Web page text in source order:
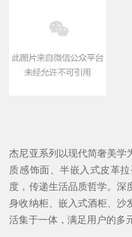
杰尼亚系列以现代简奢美学
质感饰面、半嵌入式皮革
度，传递生活品质哲学。
身收纳柜、嵌入式酒柜、沙
活集于一体，满足用户的多